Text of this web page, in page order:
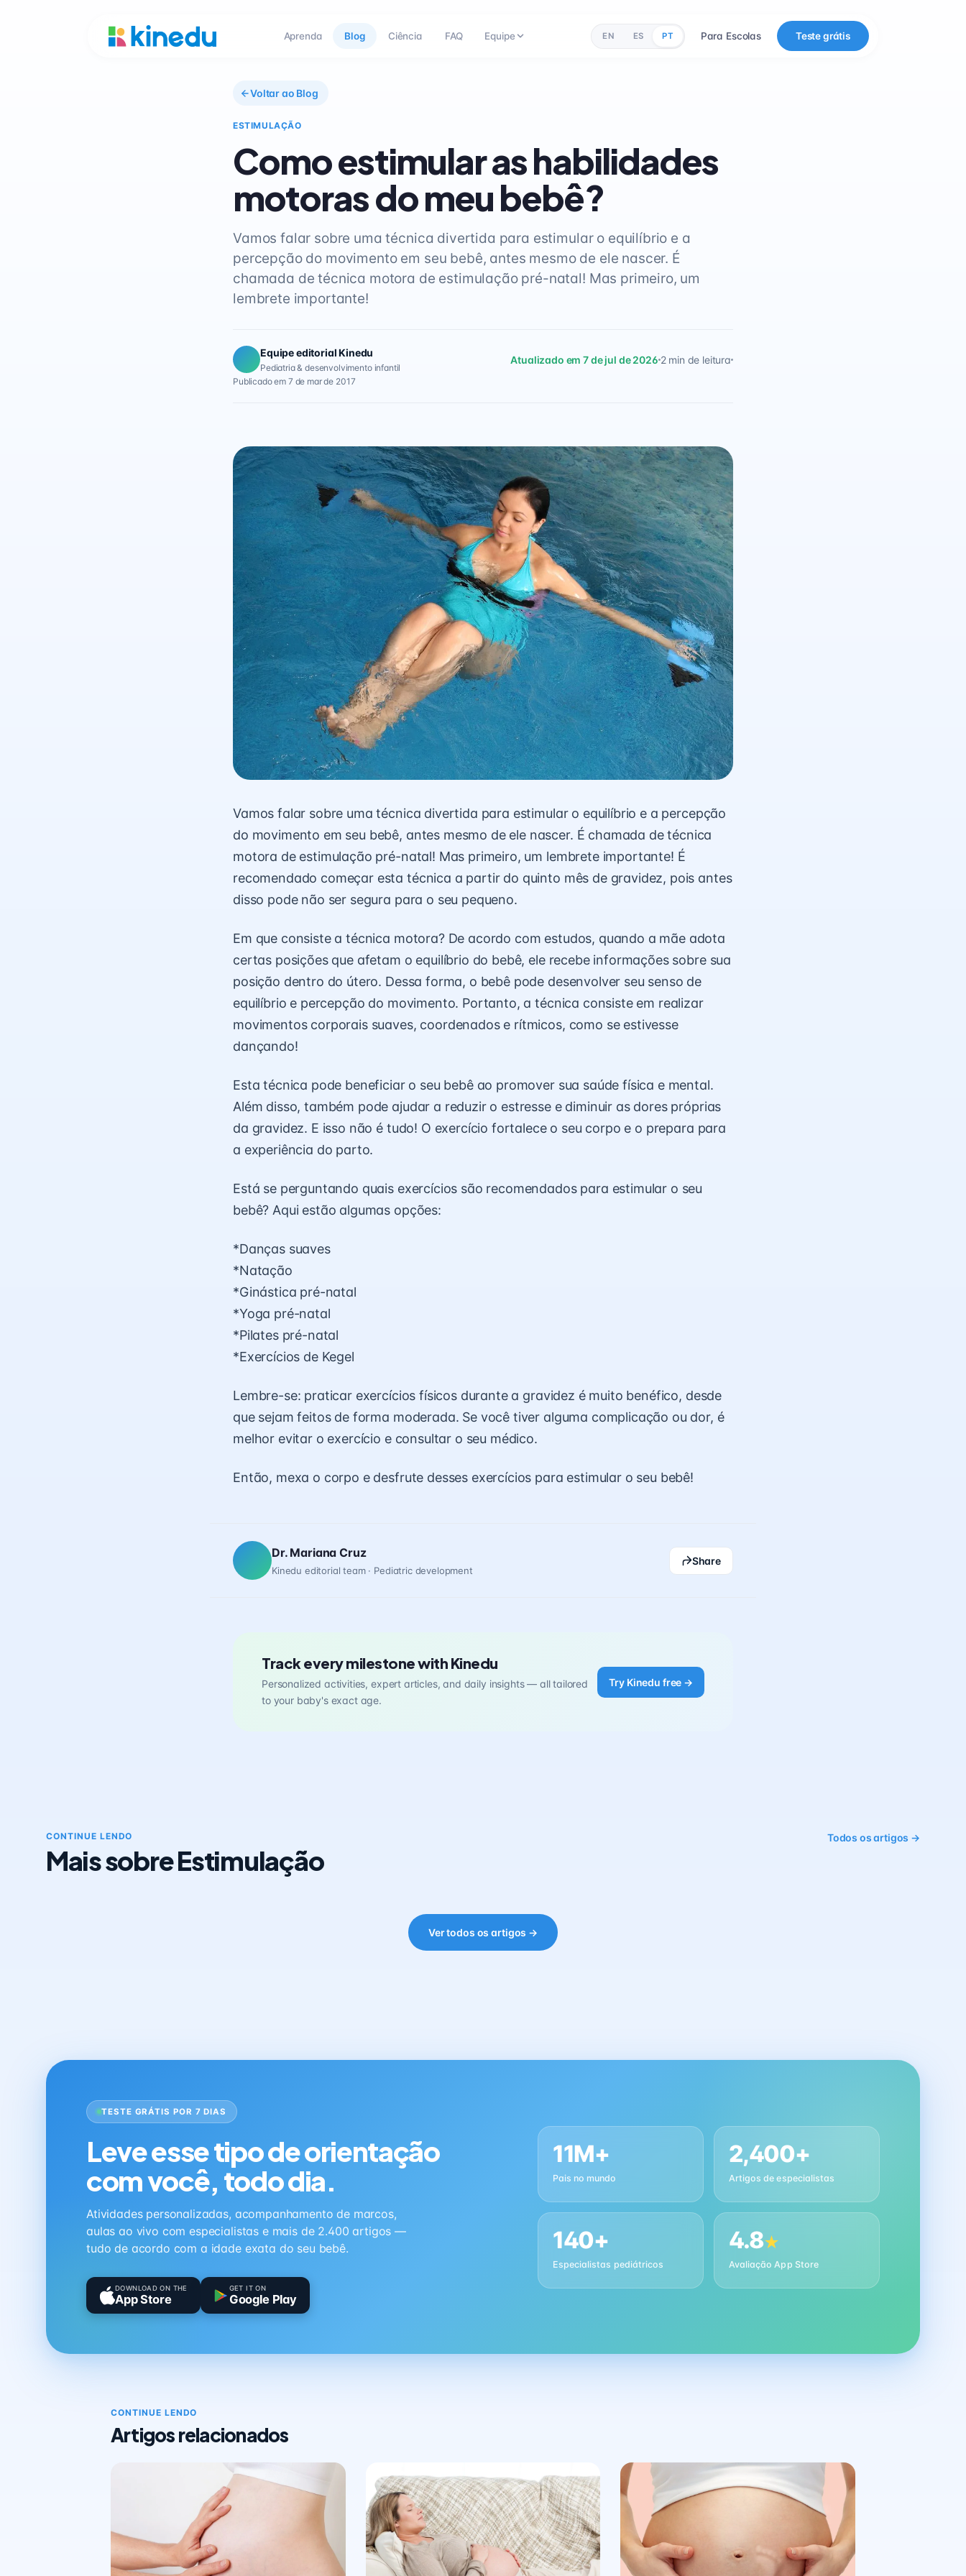
Aprenda Blog Ciência FAQ Equipe EN ES PT Para Escolas Teste grátis
Voltar ao Blog
ESTIMULAÇÃO
Como estimular as habilidades
motoras do meu bebê?
Vamos falar sobre uma técnica divertida para estimular o equilíbrio e a
percepção do movimento em seu bebê, antes mesmo de ele nascer. É
chamada de técnica motora de estimulação pré-natal! Mas primeiro, um
lembrete importante!
Equipe editorial Kinedu
Pediatria & desenvolvimento infantil
Atualizado em 7 de jul de 2026 2 min de leitura
Publicado em 7 de mar de 2017
Vamos falar sobre uma técnica divertida para estimular o equilíbrio e a percepção
do movimento em seu bebê, antes mesmo de ele nascer. É chamada de técnica
motora de estimulação pré-natal! Mas primeiro, um lembrete importante! É
recomendado começar esta técnica a partir do quinto mês de gravidez, pois antes
disso pode não ser segura para o seu pequeno.
Em que consiste a técnica motora? De acordo com estudos, quando a mãe adota
certas posições que afetam o equilíbrio do bebê, ele recebe informações sobre sua
posição dentro do útero. Dessa forma, o bebê pode desenvolver seu senso de
equilíbrio e percepção do movimento. Portanto, a técnica consiste em realizar
movimentos corporais suaves, coordenados e rítmicos, como se estivesse
dançando!
Esta técnica pode beneficiar o seu bebê ao promover sua saúde física e mental.
Além disso, também pode ajudar a reduzir o estresse e diminuir as dores próprias
da gravidez. E isso não é tudo! O exercício fortalece o seu corpo e o prepara para
a experiência do parto.
Está se perguntando quais exercícios são recomendados para estimular o seu
bebê? Aqui estão algumas opções:
*Danças suaves
*Natação
*Ginástica pré-natal
*Yoga pré-natal
*Pilates pré-natal
*Exercícios de Kegel
Lembre-se: praticar exercícios físicos durante a gravidez é muito benéfico, desde
que sejam feitos de forma moderada. Se você tiver alguma complicação ou dor, é
melhor evitar o exercício e consultar o seu médico.
Então, mexa o corpo e desfrute desses exercícios para estimular o seu bebê!
Dr. Mariana Cruz
Kinedu editorial team · Pediatric development
Share
Track every milestone with Kinedu
Personalized activities, expert articles, and daily insights — all tailored
to your baby's exact age.
Try Kinedu free →
CONTINUE LENDO
Mais sobre Estimulação
Todos os artigos →
Ver todos os artigos →
TESTE GRÁTIS POR 7 DIAS
Leve esse tipo de orientação
com você, todo dia.
Atividades personalizadas, acompanhamento de marcos,
aulas ao vivo com especialistas e mais de 2.400 artigos —
tudo de acordo com a idade exata do seu bebê.
DOWNLOAD ON THE
App Store
GET IT ON
Google Play
11M+
Pais no mundo
2,400+
Artigos de especialistas
140+
Especialistas pediátricos
4.8★
Avaliação App Store
CONTINUE LENDO
Artigos relacionados